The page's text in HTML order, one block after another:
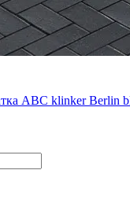
ABC klinker Berlin